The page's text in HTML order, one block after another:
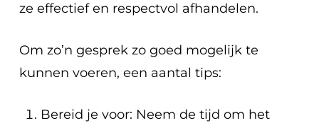
ze effectief en respectvol afhandelen.
Om zo’n gesprek zo goed mogelijk te
kunnen voeren, een aantal tips:
Bereid je voor: Neem de tijd om het